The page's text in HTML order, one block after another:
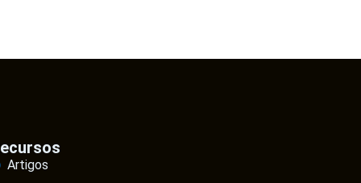
Artigos